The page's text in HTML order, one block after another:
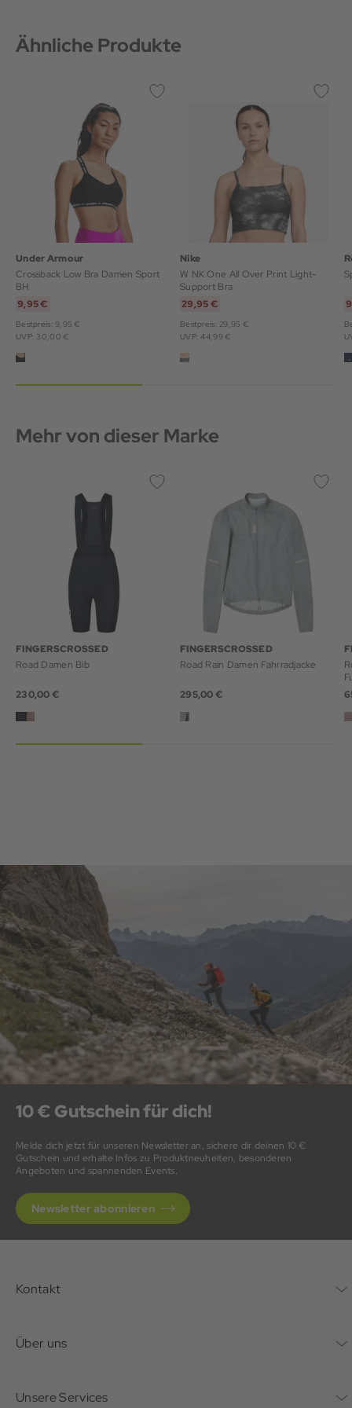
Ähnliche Produkte
Under Armour
Crossback Low Bra Damen Sport
BH
9,95 €
Bestpreis: 9,95 €
UVP: 30,00 €
Nike
W NK One All Over Print Light-
Support Bra
29,95 €
Bestpreis: 29,95 €
UVP: 44,99 €
Mehr von dieser Marke
FINGERSCROSSED
Road Damen Bib
230,00 €
FINGERSCROSSED
Road Rain Damen Fahrradjacke
295,00 €
10 € Gutschein für dich!
Melde dich jetzt für unseren Newsletter an, sichere dir deinen 10 €
Gutschein und erhalte Infos zu Produktneuheiten, besonderen
Angeboten und spannenden Events.
Newsletter abonnieren
Kontakt
Über uns
Unsere Services